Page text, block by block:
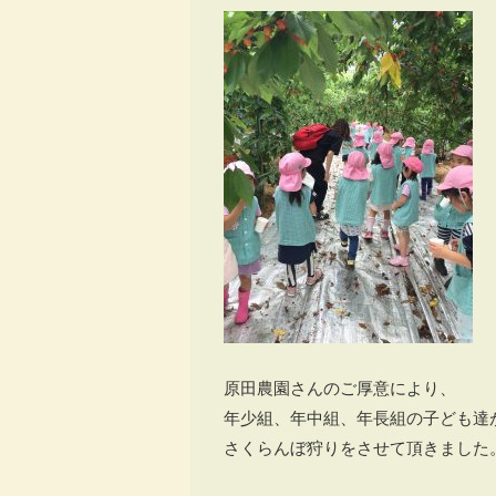
原田農園さんのご厚意により、
年少組、年中組、年長組の子ども達
さくらんぼ狩りをさせて頂きました